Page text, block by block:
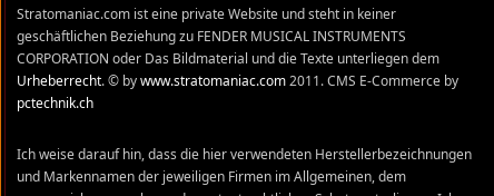
Stratomaniac.com ist eine private Website und steht in keiner
geschäftlichen Beziehung zu FENDER MUSICAL INSTRUMENTS
CORPORATION oder Das Bildmaterial und die Texte unterliegen dem
Urheberrecht. © bywww.stratomaniac.com2011. CMS E-Commerce by
pctechnik.ch
Ich weise darauf hin, dass die hier verwendeten Herstellerbezeichnungen
und Markennamen der jeweiligen Firmen im Allgemeinen, dem